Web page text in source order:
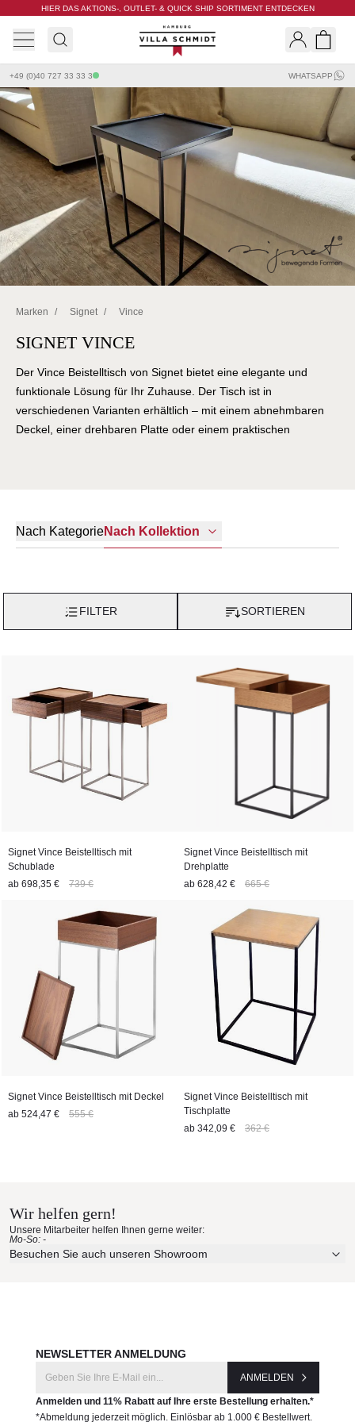
HIER DAS AKTIONS-, OUTLET- & QUICK SHIP SORTIMENT ENTDECKEN
Villa Schmidt
+49 (0)40 727 33 33 3 WHATSAPP
Marken / Signet / Vince
SIGNET VINCE
Der Vince Beistelltisch von Signet bietet eine elegante und
funktionale Lösung für Ihr Zuhause. Der Tisch ist in
verschiedenen Varianten erhältlich – mit einem abnehmbaren
Deckel, einer drehbaren Platte oder einem praktischen
Nach KategorieNach Kollektion
FILTER SORTIEREN
Signet Vince Beistelltisch mit
Schublade
ab 698,35 € 739 €
Signet Vince Beistelltisch mit
Drehplatte
ab 628,42 € 665 €
Signet Vince Beistelltisch mit Deckel
ab 524,47 € 555 €
Signet Vince Beistelltisch mit
Tischplatte
ab 342,09 € 362 €
Wir helfen gern!
Unsere Mitarbeiter helfen Ihnen gerne weiter:
Mo-So: -
Besuchen Sie auch unseren Showroom
NEWSLETTER ANMELDUNG
ANMELDEN
Anmelden und 11% Rabatt auf Ihre erste Bestellung erhalten.*
*Abmeldung jederzeit möglich. Einlösbar ab 1.000 € Bestellwert.